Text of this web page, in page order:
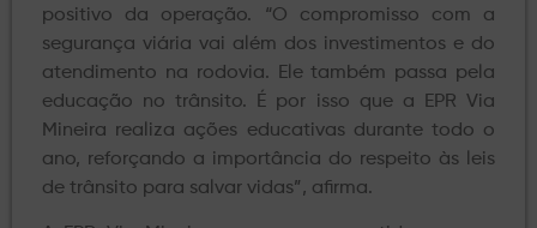
positivo da operação. “O compromisso com a
segurança viária vai além dos investimentos e do
atendimento na rodovia. Ele também passa pela
educação no trânsito. É por isso que a EPR Via
Mineira realiza ações educativas durante todo o
ano, reforçando a importância do respeito às leis
de trânsito para salvar vidas”, afirma.